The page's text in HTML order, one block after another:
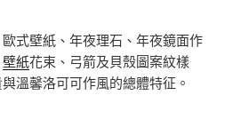
式壁紙、年夜理石、年夜鏡面作
壁紙花束、弓箭及貝殼圖案紋樣
溫馨洛可可作風的總體特征。